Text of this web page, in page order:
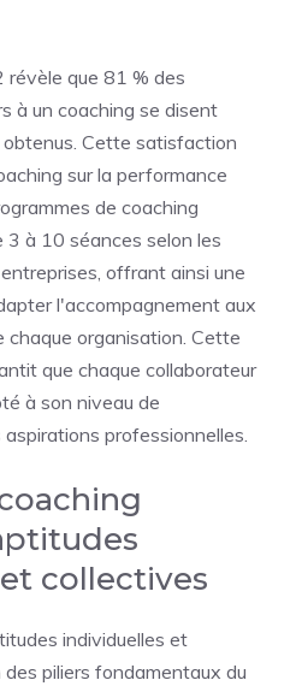
révèle que 81 % des
à un coaching se disent
Cette satisfaction
sur la performance
de coaching
à 10 séances selon les
offrant ainsi une
l'accompagnement aux
organisation. Cette
que chaque collaborateur
à son niveau de
professionnelles.
collectives
individuelles et
piliers fondamentaux du